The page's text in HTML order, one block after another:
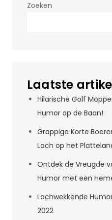
Zoeken
Laatste
Hilarische Golf
Humor op de Baan!
Grappige Korte
Lach op het
Ontdek de Vreugde
Humor met een
Lachwekkende
2022